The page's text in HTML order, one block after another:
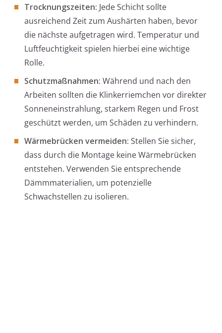
Trocknungszeiten: Jede Schicht sollte
ausreichend Zeit zum Aushärten haben, bevor
die nächste aufgetragen wird. Temperatur und
Luftfeuchtigkeit spielen hierbei eine wichtige
Rolle.
Schutzmaßnahmen: Während und nach den
Arbeiten sollten die Klinkerriemchen vor direkter
Sonneneinstrahlung, starkem Regen und Frost
geschützt werden, um Schäden zu verhindern.
Wärmebrücken vermeiden: Stellen Sie sicher,
dass durch die Montage keine Wärmebrücken
entstehen. Verwenden Sie entsprechende
Dämmmaterialien, um potenzielle
Schwachstellen zu isolieren.